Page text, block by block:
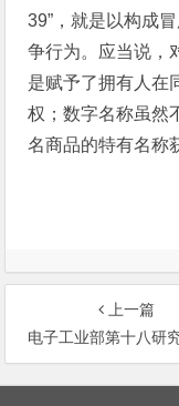
39”，就是以构成
争行为。应当说，
是赋予了拥有人在
权；数字名称虽然
名商品的特有名称
上一篇
电子工业部第十八研究所诉孙洗尘等以利诱手段获取其商业秘密使用不正当
文